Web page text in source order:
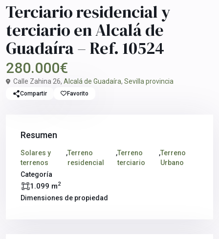
Terciario residencial y
terciario en Alcalá de
Guadaíra – Ref. 10524
280.000€
Calle Zahina 26, Alcalá de Guadaíra, Sevilla provincia
Compartir Favorito
Resumen
Solares y
terrenos
,Terreno
residencial
,Terreno
terciario
,Terreno
Urbano
Categoría
1.099 m2
Dimensiones de propiedad